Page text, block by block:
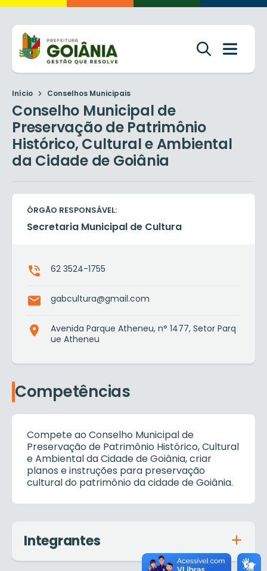
Início Conselhos Municipais
Conselho Municipal de
Preservação de Patrimônio
Histórico, Cultural e Ambiental
da Cidade de Goiânia
ÓRGÃO RESPONSÁVEL:
Secretaria Municipal de Cultura
62 3524-1755
gabcultura@gmail.com
Avenida Parque Atheneu, n° 1477, Setor Parq
ue Atheneu
Competências
Compete ao Conselho Municipal de
Preservação de Patrimônio Histórico, Cultural
e Ambiental da Cidade de Goiânia, criar
planos e instruções para preservação
cultural do patrimônio da cidade de Goiânia.
Integrantes